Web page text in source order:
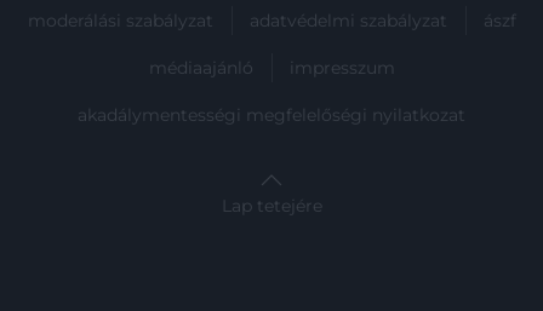
moderálási szabályzat adatvédelmi szabályzat ászf
médiaajánló impresszum
akadálymentességi megfelelőségi nyilatkozat
Lap tetejére